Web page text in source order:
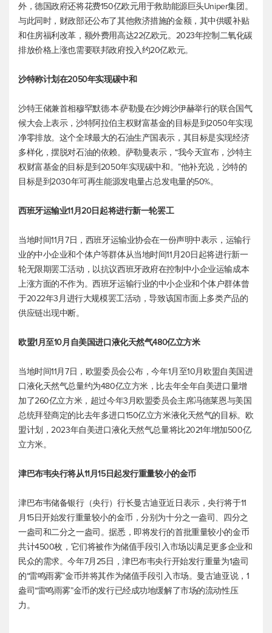
外，德国政府还将花费150亿欧元用于救助能源巨头Uniper集团。
与此同时，财政部还公布了其他救济措施的金额，其中供暖补贴
和住房福利改革，额外费用高达22亿欧元。2023年控制二氧化碳
排放价格上涨也需要联邦政府投入约20亿欧元。
沙特称计划在2050年实现碳中和
沙特王储兼首相穆罕默德·本·萨勒曼在沙姆沙伊赫举行的联合国气
候大会上表示，沙特阿拉伯主权财富基金的目标是到2050年实现
净零排放。这个全球最大的石油生产国表示，其目标是实现经济
多样化，摆脱对石油的依赖。萨勒曼表示，“我今天宣布，沙特主
权财富基金的目标是到2050年实现碳中和。”他补充说，沙特的
目标是到2030年可再生能源发电量占总发电量的50%。
西班牙运输业11月20日起将进行新一轮罢工
当地时间11月7日，西班牙运输业协会在一份声明中表示，运输行
业的中小企业和个体户等群体从当地时间11月20日起将进行新一
轮无限期罢工活动，以抗议西班牙政府在控制中小企业运输成本
上涨方面的不作为。西班牙运输行业的中小企业和个体户群体曾
于2022年3月进行大规模罢工活动，导致该国市面上多类产品的
供应链出现中断。
欧盟1月至10月自美国进口液化天然气480亿立方米
当地时间11月7日，欧盟委员会公布，今年1月至10月欧盟自美国进
口液化天然气总量约为480亿立方米，比去年全年自美进口量增
加了260亿立方米，超过今年3月欧盟委员会主席冯德莱恩与美国
总统拜登商定的比去年多进口150亿立方米液化天然气的目标。欧
盟计划，2023年自美进口液化天然气总量将比2021年增加500亿
立方米。
津巴布韦央行将从11月15日起发行重量较小的金币
津巴布韦储备银行（央行）行长曼古迪亚近日表示，央行将于11
月15日开始发行重量较小的金币，分别为十分之一盎司、四分之
一盎司和二分之一盎司。据悉，即将发行的首批重量较小的金币
共计4500枚，它们将被作为储值手段引入市场以满足更多企业和
民众的需求。今年7月25日，津巴布韦央行开始发行重量为1盎司
的“雷鸣雨雾”金币并将其作为储值手段引入市场。曼古迪亚说，1
盎司“雷鸣雨雾”金币的发行已经成功地缓解了市场的流动性压
力。